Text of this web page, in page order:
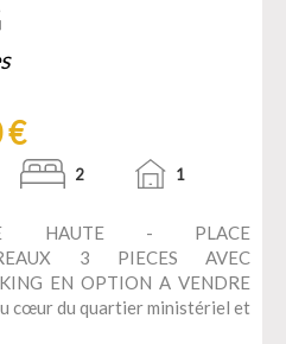
€
2 1
HAUTE - PLACE
3 PIECES AVEC
EN OPTION A VENDRE
cœur du quartier ministériel et